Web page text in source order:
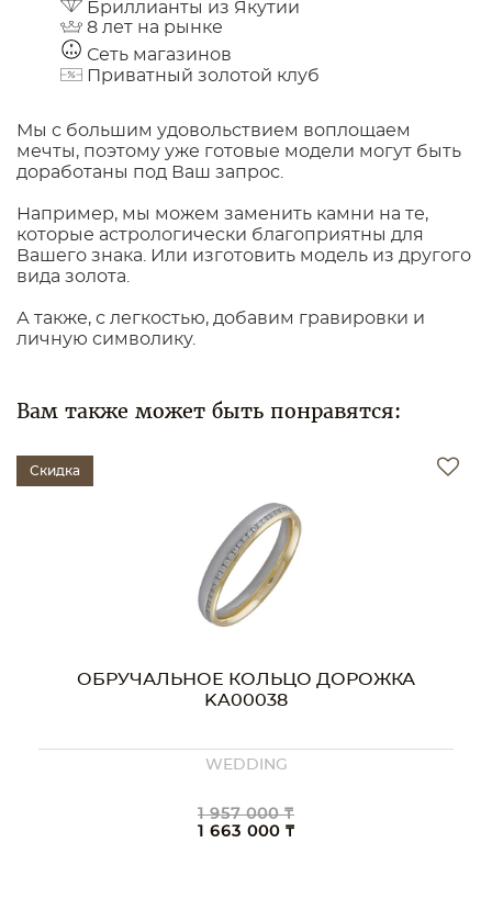
Бриллианты из Якутии
8 лет на рынке
Сеть магазинов
Приватный золотой клуб
Мы с большим удовольствием воплощаем
мечты, поэтому уже готовые модели могут быть
доработаны под Ваш запрос.
Например, мы можем заменить камни на те,
которые астрологически благоприятны для
Вашего знака. Или изготовить модель из другого
вида золота.
А также, с легкостью, добавим гравировки и
личную символику.
Вам также может быть понравятся:
Скидка
ОБРУЧАЛЬНОЕ КОЛЬЦО ДОРОЖКА
KA00038
WEDDING
1 957 000 ₸
1 663 000 ₸